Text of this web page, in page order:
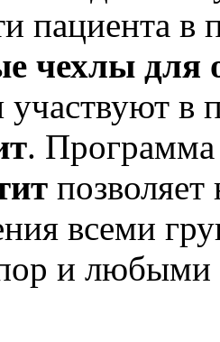
пациента в
чехлы для
участвуют в
.
всеми
и